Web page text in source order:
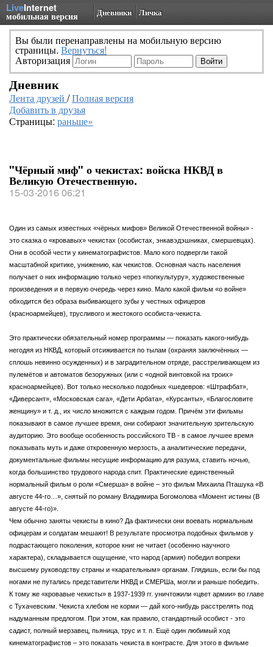
LiveInternet
мобильная версия Дневники Личка
Вы были перенаправлены на мобильную версию
страницы. Вернуться!
Авторизация
Дневник
Лента друзей /Полная версия
Добавить в друзья
Страницы: раньше»
"Чёрный миф" о чекистах: войска НКВД в
Великую Отечественную.
15-03-2016 06:21
Один из самых известных «чёрных мифов» Великой Отечественной войны» -
это сказка о «кровавых» чекистах (особистах, энкавэдэшниках, смершевцах).
Они в особой чести у кинематографистов. Мало кого подвергли такой
масштабной критике, унижению, как чекистов. Основная часть населения
получает о них информацию только через «попкультуру», художественные
произведения и в первую очередь через кино. Мало какой фильм «о войне»
обходится без образа выбивающего зубы у честных офицеров
(красноармейцев), трусливого и жестокого особиста-чекиста.
Это практически обязательный номер программы — показать какого-нибудь
негодяя из НКВД, который отсиживается по тылам (охраняя заключённых —
сплошь невинно осужденных) и в заградительном отряде, расстреливающем из
пулемётов и автоматов безоружных (или с «одной винтовкой на троих»
красноармейцев). Вот только несколько подобных «шедевров: «Штрафбат»,
«Диверсант», «Московская сага», «Дети Арбата», «Курсанты», «Благословите
женщину» и т. д., их число множится с каждым годом. Причём эти фильмы
показывают в самое лучшее время, они собирают значительную зрительскую
аудиторию. Это вообще особенность российского ТВ - в самое лучшее время
показывать муть и даже откровенную мерзость, а аналитические передачи,
документальные фильмы несущие информацию для разума, ставить ночью,
когда большинство трудового народа спит. Практические единственный
нормальный фильм о роли «Смерша» в войне – это фильм Михаила Пташука «В
августе 44-го…», снятый по роману Владимира Богомолова «Момент истины (В
августе 44-го)».
Чем обычно заняты чекисты в кино? Да фактически они воевать нормальным
офицерам и солдатам мешают! В результате просмотра подобных фильмов у
подрастающего поколения, которое книг не читает (особенно научного
характера), складывается ощущение, что народ (армия) победил вопреки
высшему руководству страны и «карательным» органам. Глядишь, если бы под
ногами не путались представители НКВД и СМЕРШа, могли и раньше победить.
К тому же «кровавые чекисты» в 1937-1939 гг. уничтожили «цвет армии» во главе
с Тухачевским. Чекиста хлебом не корми — дай кого-нибудь расстрелять под
надуманным предлогом. При этом, как правило, стандартный особист - это
садист, полный мерзавец, пьяница, трус и т. п. Ещё один любимый ход
кинематографистов – это показать чекиста в контрасте. Для этого в фильме